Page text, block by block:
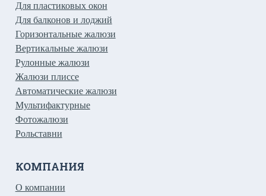
Для пластиковых окон
Для балконов и лоджий
Горизонтальные жалюзи
Вертикальные жалюзи
Рулонные жалюзи
Жалюзи плиссе
Автоматические жалюзи
Мультифактурные
Фотожалюзи
Рольставни
КОМПАНИЯ
О компании